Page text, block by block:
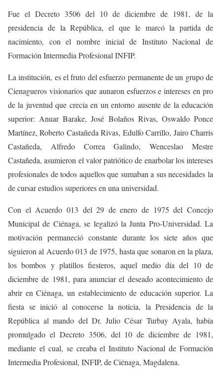
Fue el Decreto 3506 del 10 de diciembre de 1981, de la
presidencia de la República, el que le marcó la partida de
nacimiento, con el nombre inicial de Instituto Nacional de
Formación Intermedia Profesional INFIP.
La institución, es el fruto del esfuerzo permanente de un grupo de
Cienagueros visionarios que aunaron esfuerzos e intereses en pro
de la juventud que crecía en un entorno ausente de la educación
superior: Anuar Barake, José Bolaños Rivas, Oswaldo Ponce
Martínez, Roberto Castañeda Rivas, Edulfo Carrillo, Jairo Charris
Castañeda, Alfredo Correa Galindo, Wenceslao Mestre
Castañeda, asumieron el valor patriótico de enarbolar los intereses
profesionales de todos aquellos que sumaban a sus necesidades la
de cursar estudios superiores en una universidad.
Con el Acuerdo 013 del 29 de enero de 1975 del Concejo
Municipal de Ciénaga, se legalizó la Junta Pro-Universidad. La
motivación permaneció constante durante los siete años que
siguieron al Acuerdo 013 de 1975, hasta que sonaron en la plaza,
los bombos y platillos fiesteros, aquel medio día del 10 de
diciembre de 1981, para anunciar el deseado acontecimiento de
abrir en Ciénaga, un establecimiento de educación superior. La
fiesta se inició al conocerse la noticia, la Presidencia de la
República al mando del Dr. Julio César Turbay Ayala, había
promulgado el Decreto 3506, del 10 de diciembre de 1981,
mediante el cual, se creaba el Instituto Nacional de Formación
Intermedia Profesional, INFIP, de Ciénaga, Magdalena.